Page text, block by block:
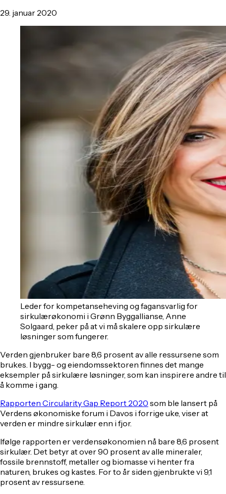
29. januar 2020
Leder for kompetanseheving og fagansvarlig for
sirkulærøkonomi i Grønn Byggallianse, Anne
Solgaard, peker på at vi må skalere opp sirkulære
løsninger som fungerer.
Verden gjenbruker bare 8,6 prosent av alle ressursene som
brukes. I bygg- og eiendomssektoren finnes det mange
eksempler på sirkulære løsninger, som kan inspirere andre til
å komme i gang.
Rapporten Circularity Gap Report 2020 som ble lansert på
Verdens økonomiske forum i Davos i forrige uke, viser at
verden er mindre sirkulær enn i fjor.
Ifølge rapporten er verdensøkonomien nå bare 8,6 prosent
sirkulær. Det betyr at over 90 prosent av alle mineraler,
fossile brennstoff, metaller og biomasse vi henter fra
naturen, brukes og kastes. For to år siden gjenbrukte vi 9,1
prosent av ressursene.